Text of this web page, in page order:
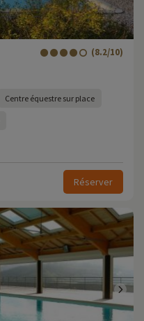
(8.2/10)
Centre équestre sur place
Réserver